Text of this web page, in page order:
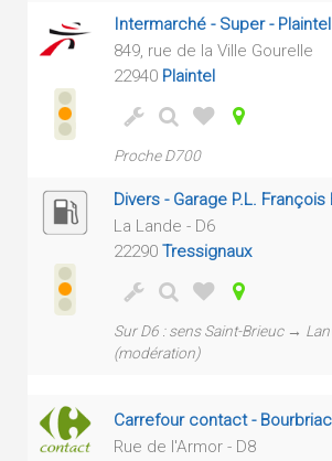
Intermarché - Super -
849, rue de la Ville Gourelle
22940 Plaintel
Proche D700
Divers - Garage P.L. François
La Lande - D6
22290 Tressignaux
Sur D6 : sens Saint-Brieuc →
(modération)
Carrefour contact - Bourbriac
Rue de l'Armor - D8